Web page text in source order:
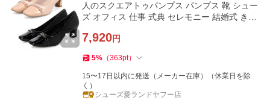
人のスクエアトゥパンプス パンプス 靴 シュー
ズ オフィス 仕事 式典 セレモニー 結婚式 きれ
7,920円
5% （363pt）
15〜17日以内に発送（メーカー在庫）（休業日を除
く）
シューズ愛ランドヤフー店